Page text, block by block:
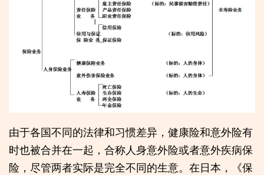
由于各国不同的法律和习惯差异，健康险和意外险有
时也被合并在一起，合称人身意外险或者意外疾病保
险，尽管两者实际是完全不同的生意。在日本，《保